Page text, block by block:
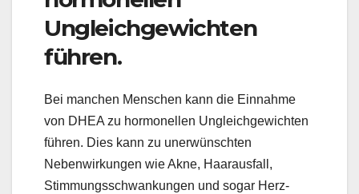
Ungleichgewichten
führen.
Bei manchen Menschen kann die Einnahme
von DHEA zu hormonellen Ungleichgewichten
führen. Dies kann zu unerwünschten
Nebenwirkungen wie Akne, Haarausfall,
Stimmungsschwankungen und sogar Herz-